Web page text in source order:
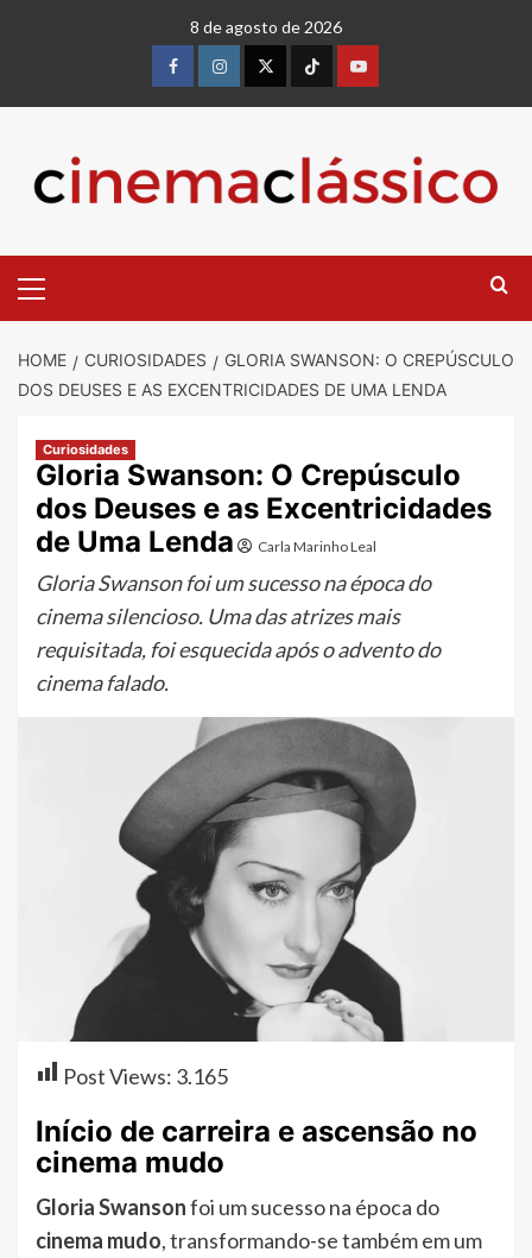
8 de agosto de 2026
FacebookinstagramtwitterTiktokyoutube
Menu
HOME CURIOSIDADES
GLORIA SWANSON: O CREPÚSCULO
DOS DEUSES E AS EXCENTRICIDADES DE UMA LENDA
Curiosidades
Gloria Swanson: O Crepúsculo
dos Deuses e as Excentricidades
de Uma Lenda
Carla Marinho Leal
Gloria Swanson foi um sucesso na época do
cinema silencioso. Uma das atrizes mais
requisitada, foi esquecida após o advento do
cinema falado.
Post Views: 3.165
Início de carreira e ascensão no
cinema mudo
Gloria Swansonfoi um sucesso na época do
cinema mudo, transformando-se também em um